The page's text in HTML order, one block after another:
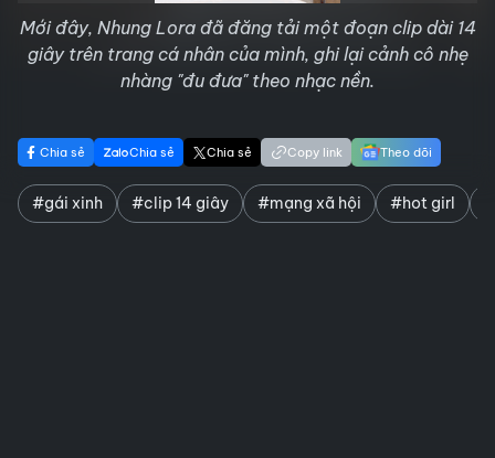
Mới đây, Nhung Lora đã đăng tải một đoạn clip dài 14
giây trên trang cá nhân của mình, ghi lại cảnh cô nhẹ
nhàng "đu đưa" theo nhạc nền.
Chia sẻ Chia sẻ Chia sẻ Copy link Theo dõi
#gái xinh #clip 14 giây #mạng xã hội #hot girl